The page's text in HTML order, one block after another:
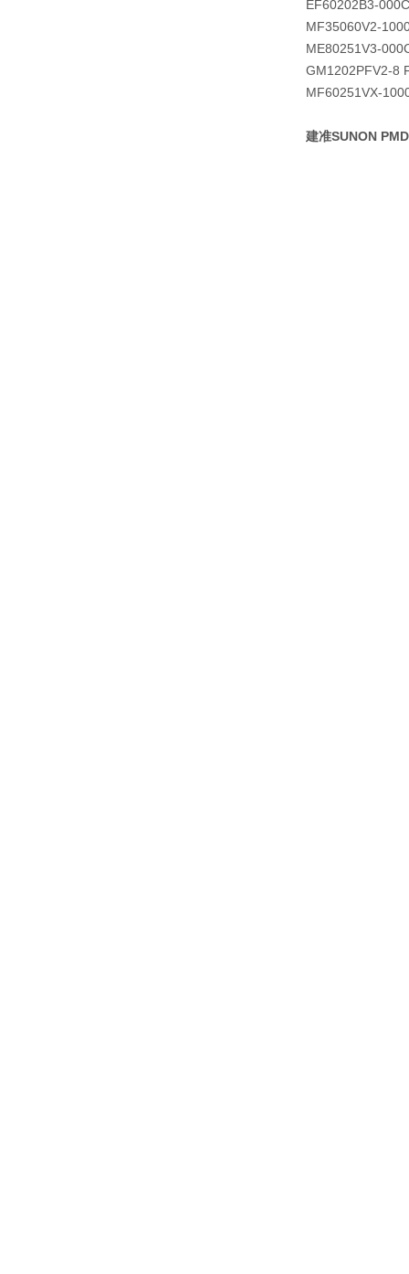
EF60202B3-
MF35060V2-
ME80251V3-
GM1202PFV2-8
MF60251VX-
建准SUNON